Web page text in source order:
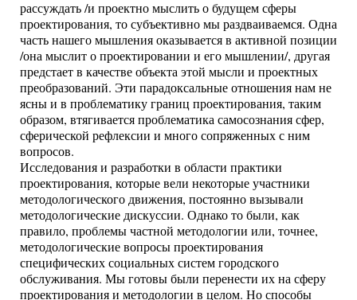
рассуждать /и проектно мыслить о будущем сферы
проектирования, то субъективно мы раздваиваемся. Одна
часть нашего мышления оказывается в активной позиции
/она мыслит о проектировании и его мышлении/, другая
предстает в качестве объекта этой мысли и проектных
преобразований. Эти парадоксальные отношения нам не
ясны и в проблематику границ проектирования, таким
образом, втягивается проблематика самосознания сфер,
сферической рефлексии и много сопряженных с ним
вопросов.
Исследования и разработки в области практики
проектирования, которые вели некоторые участники
методологического движения, постоянно вызывали
методологические дискуссии. Однако то были, как
правило, проблемы частной методологии или, точнее,
методологические вопросы проектирования
специфических социальных систем городского
обслуживания. Мы готовы были перенести их на сферу
проектирования и методологии в целом. Но способы